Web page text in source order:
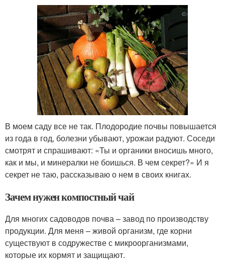
В моем саду все не так. Плодородие почвы повышается
из года в год, болезни убывают, урожаи радуют. Соседи
смотрят и спрашивают: «Ты и органики вносишь много,
как и мы, и минералки не боишься. В чем секрет?» И я
секрет не таю, рассказываю о нем в своих книгах.
Зачем нужен компостный чай
Для многих садоводов почва – завод по производству
продукции. Для меня – живой организм, где корни
существуют в содружестве с микроорганизмами,
которые их кормят и защищают.